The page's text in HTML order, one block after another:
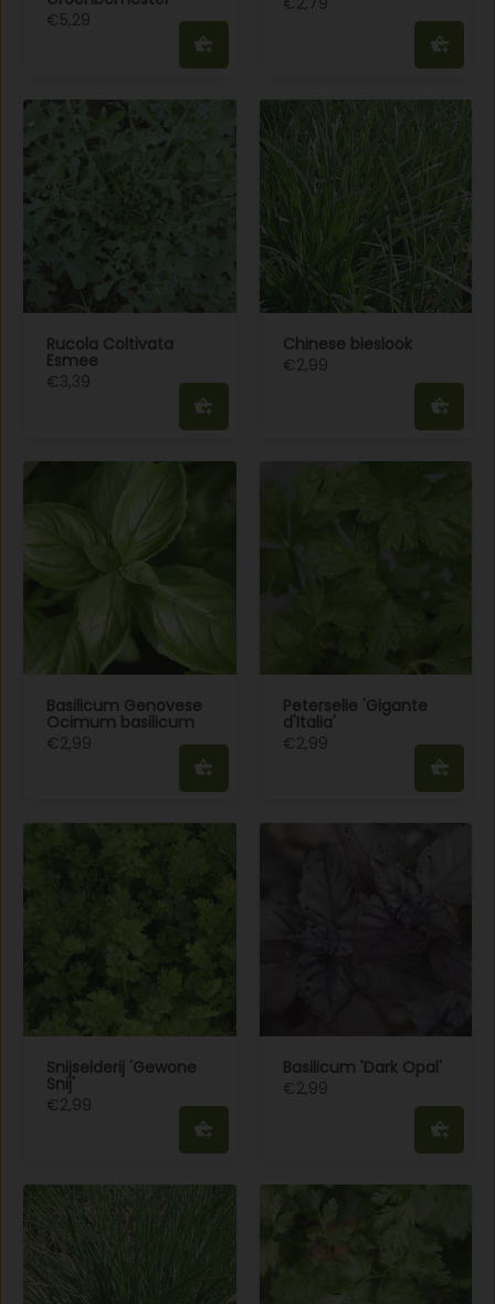
€5,29
Rucola Coltivata
Esmee
€3,39
Chinese bieslook
€2,99
Basilicum Genovese
Ocimum basilicum
€2,99
Peterselie 'Gigante
d'Italia'
€2,99
Snijselderij 'Gewone
Snij'
€2,99
Basilicum 'Dark Opal'
€2,99